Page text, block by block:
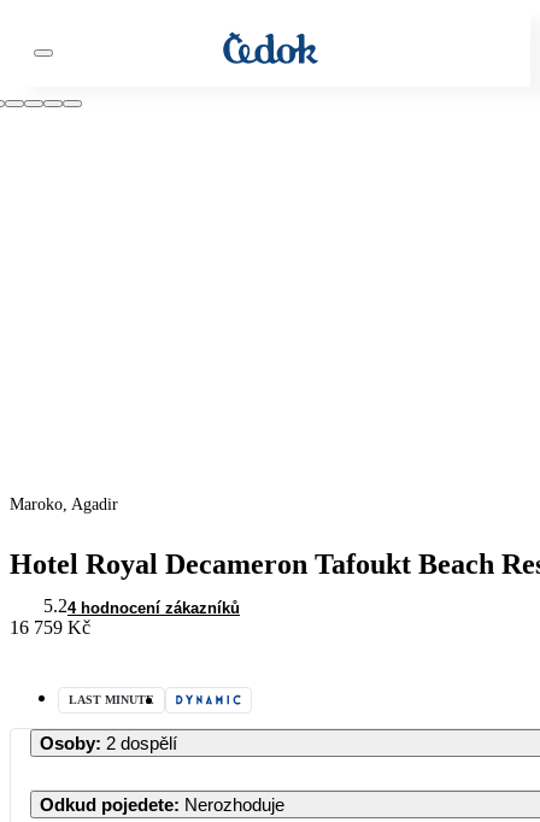
Maroko, Agadir
Hotel Royal Decameron Tafoukt Beach
5.24 hodnocení zákazníků
16 759 Kč
LAST MINUTE
Osoby: 2 dospělí
Odkud pojedete: Nerozhoduje